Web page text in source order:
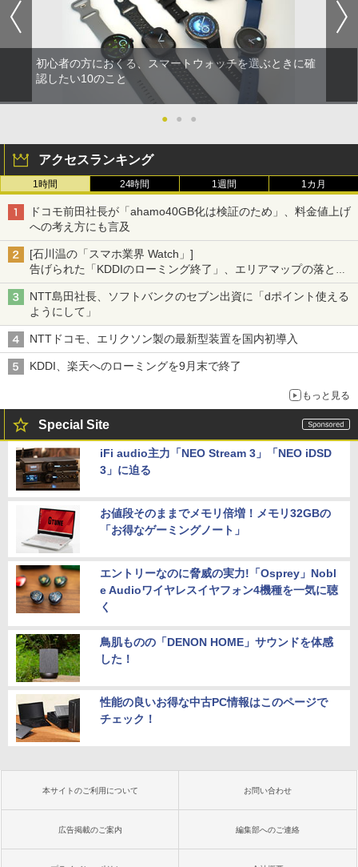
初心者の方におくる、スマートウォッチを選ぶときに確
認したい10のこと
● ● ●
アクセスランキング
1時間 24時間 1週間 1カ月
ドコモ前田社長が「ahamo40GB化は検証のため」、料金値上げ
への考え方にも言及
[石川温の「スマホ業界 Watch」]
告げられた「KDDIのローミング終了」、エリアマップの落とし
穴と楽天モバイルの課題
NTT島田社長、ソフトバンクのセブン出資に「dポイント使える
ようにして」
NTTドコモ、エリクソン製の最新型装置を国内初導入
KDDI、楽天へのローミングを9月末で終了
もっと見る
Special Site
iFi audio主力「NEO Stream 3」「NEO iDSD
3」に迫る
お値段そのままでメモリ倍増！メモリ32GBの
「お得なゲーミングノート」
エントリーなのに脅威の実力!「Osprey」Nobl
e Audioワイヤレスイヤフォン4機種を一気に聴
く
鳥肌ものの「DENON HOME」サウンドを体感
した！
性能の良いお得な中古PC情報はこのページで
チェック！
本サイトのご利用について お問い合わせ
広告掲載のご案内 編集部へのご連絡